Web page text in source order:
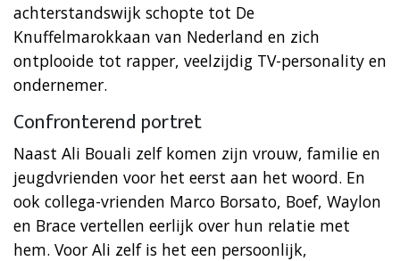
achterstandswijk schopte tot De
Knuffelmarokkaan van Nederland en zich
ontplooide tot rapper, veelzijdig TV-personality en
ondernemer.
Confronterend portret
Naast Ali Bouali zelf komen zijn vrouw, familie en
jeugdvrienden voor het eerst aan het woord. En
ook collega-vrienden Marco Borsato, Boef, Waylon
en Brace vertellen eerlijk over hun relatie met
hem. Voor Ali zelf is het een persoonlijk,